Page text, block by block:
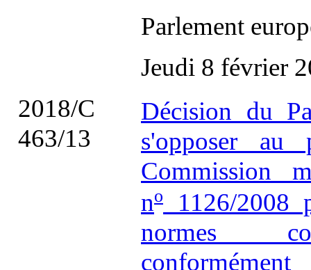
Parlement
Jeudi 8 février
2018/C
463/13
Décision du
s'opposer
Commission
no
1126/2008
normes